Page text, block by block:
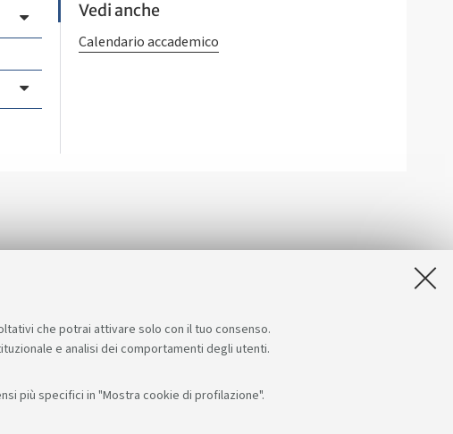
che potrai attivare solo con il tuo consenso.
e analisi dei comportamenti degli utenti.
più specifici in "Mostra cookie di profilazione".
Vedi anche
Calendario accademico